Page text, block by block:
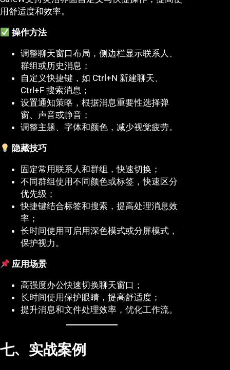
用舒适度和效率。
操作方法
调整聊天窗口布局，侧边栏显示联系人、
群组或历史消息；
自定义快捷键，如 Ctrl+N 新建聊天、
Ctrl+F 搜索消息；
设置通知策略，根据消息重要性选择弹
窗、声音或静音；
调整主题、字体和颜色，减少视觉疲劳。
隐藏技巧
固定常用联系人和群组，快速切换；
不同群组使用不同颜色或标签，快速区分
优先级；
快捷键结合标签和搜索，提高处理消息效
率；
长时间使用可启用深色模式或分屏模式，
保护视力。
应用场景
高强度办公快速切换聊天窗口；
长时间使用保护眼睛，提高舒适度；
提升消息和文件处理效率，优化工作流。
七、实战案例